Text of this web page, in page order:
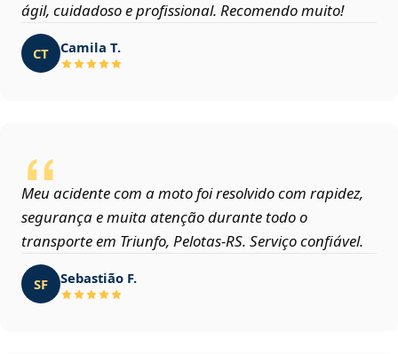
ágil, cuidadoso e profissional. Recomendo muito!
CT Camila T.
Meu acidente com a moto foi resolvido com rapidez,
segurança e muita atenção durante todo o
transporte em Triunfo, Pelotas‑RS. Serviço confiável.
SF Sebastião F.